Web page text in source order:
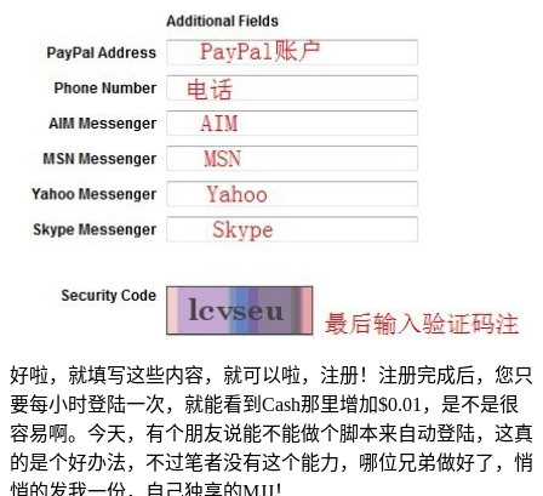
好啦，就填写这些内容，就可以啦，注册！注册完成后，您只
要每小时登陆一次，就能看到Cash那里增加$0.01，是不是很
容易啊。今天，有个朋友说能不能做个脚本来自动登陆，这真
的是个好办法，不过笔者没有这个能力，哪位兄弟做好了，悄
悄的发我一份，自己独享的MJJ！